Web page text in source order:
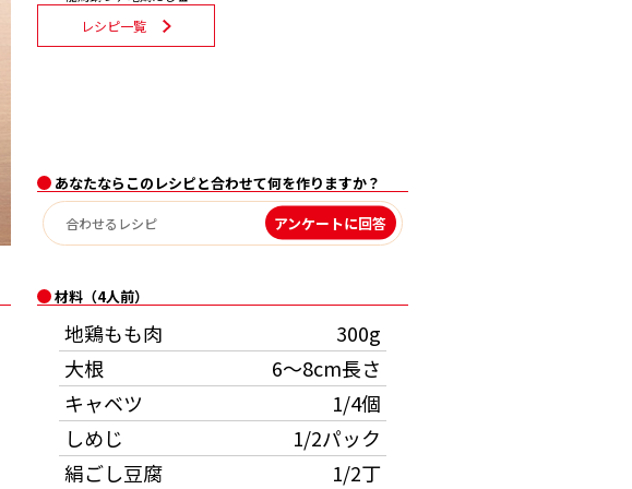
レシピ一覧
あなたならこのレシピと合わせて何を作りますか？
アンケートに回答
材料（4人前）
地鶏もも肉
300g
大根
6～8cm長さ
キャベツ
1/4個
しめじ
1/2パック
絹ごし豆腐
1/2丁